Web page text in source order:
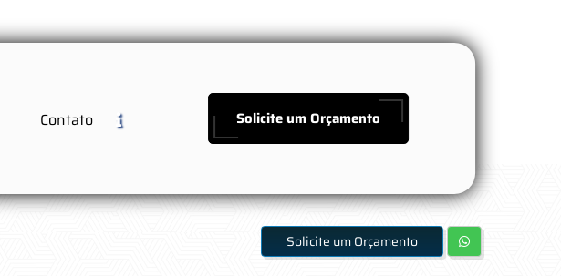
Contato Solicite um Orçamento
Solicite um Orçamento